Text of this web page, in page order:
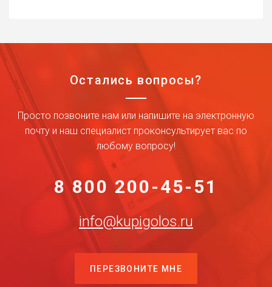
Остались вопросы?
Просто позвоните нам или напишите на электронную
почту и наш специалист проконсультирует вас по
любому вопросу!
8 800 200-45-51
info@kupigolos.ru
ПЕРЕЗВОНИТЕ МНЕ